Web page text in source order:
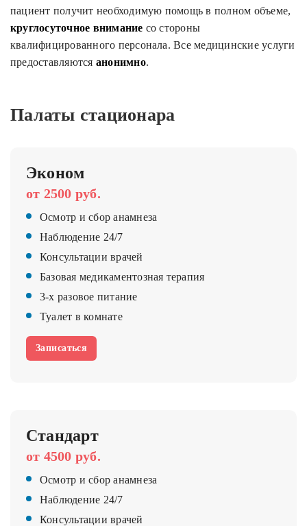
пациент получит необходимую помощь в полном объеме,
круглосуточное внимание со стороны
квалифицированного персонала. Все медицинские услуги
предоставляются анонимно.
Палаты стационара
Эконом
от 2500 руб.
Осмотр и сбор анамнеза
Наблюдение 24/7
Консультации врачей
Базовая медикаментозная терапия
3-х разовое питание
Туалет в комнате
Записаться
Стандарт
от 4500 руб.
Осмотр и сбор анамнеза
Наблюдение 24/7
Консультации врачей